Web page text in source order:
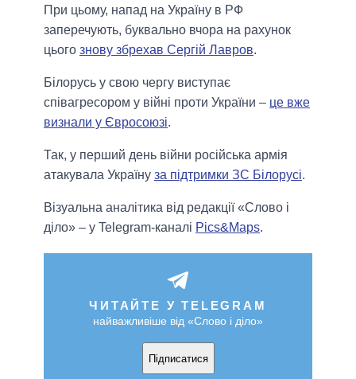
При цьому, напад на Україну в РФ
заперечують, буквально вчора на рахунок
цього знову збрехав Сергій Лавров.
Білорусь у свою чергу виступає
співагресором у війні проти України – це вже
визнали у Євросоюзі.
Так, у перший день війни російська армія
атакувала Україну за підтримки ЗС Білорусі.
Візуальна аналітика від редакції «Слово і
діло» – у Telegram-каналі Pics&Maps.
ЧИТАЙТЕ У TELEGRAM
найважливіше від «Слово і діло»
Підписатися